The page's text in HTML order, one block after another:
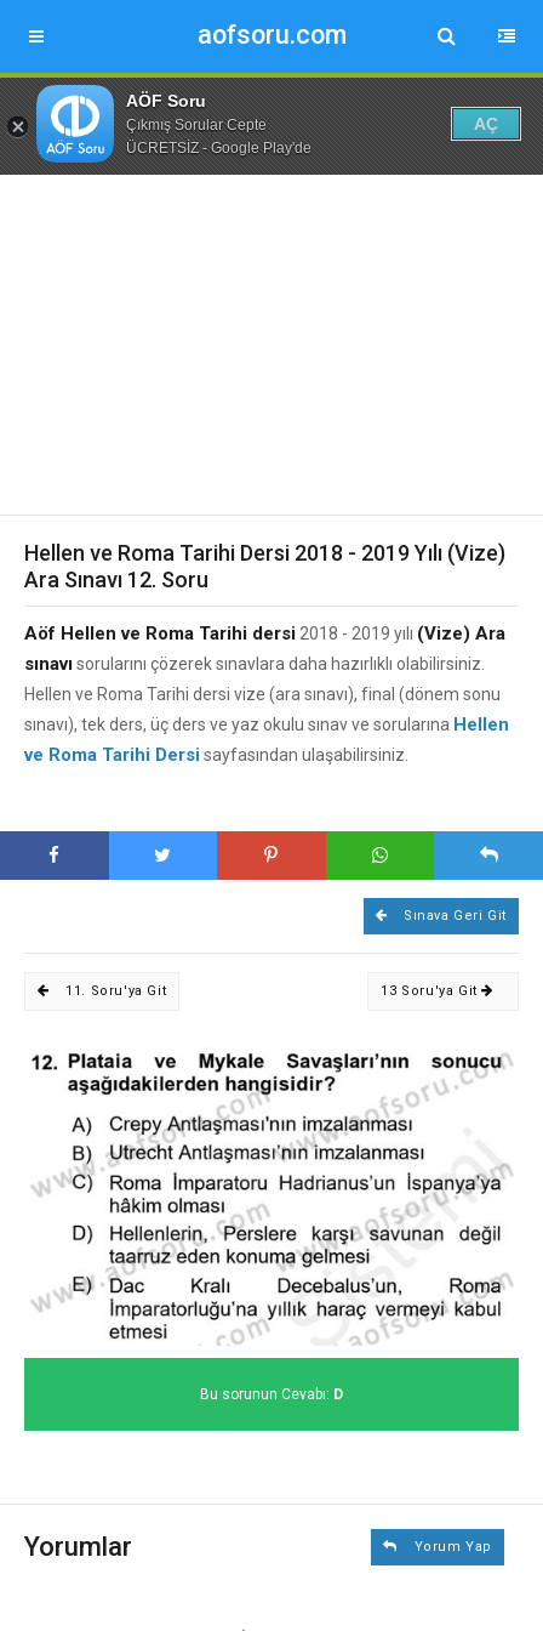
aofsoru.com
AÖF Soru
Çıkmış Sorular Cepte
ÜCRETSİZ - Google Play'de
AÇ
Hellen ve Roma Tarihi Dersi 2018 - 2019 Yılı (Vize)
Ara Sınavı 12. Soru
Aöf Hellen ve Roma Tarihi dersi 2018 - 2019 yılı (Vize) Ara
sınavısorularını çözerek sınavlara daha hazırlıklı olabilirsiniz.
Hellen ve Roma Tarihi dersi vize (ara sınavı), final (dönem sonu
sınavı), tek ders, üç ders ve yaz okulu sınav ve sorularına Hellen
ve Roma Tarihi Dersisayfasından ulaşabilirsiniz.
Sınava Geri Git
11. Soru'ya Git 13 Soru'ya Git
Bu sorunun Cevabı: D
Yorumlar Yorum Yap